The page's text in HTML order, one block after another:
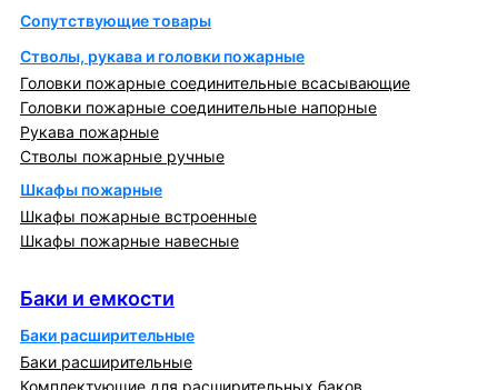
Сопутствующие товары
Стволы, рукава и головки пожарные
Головки пожарные соединительные всасывающие
Головки пожарные соединительные напорные
Рукава пожарные
Стволы пожарные ручные
Шкафы пожарные
Шкафы пожарные встроенные
Шкафы пожарные навесные
Баки и емкости
Баки расширительные
Баки расширительные